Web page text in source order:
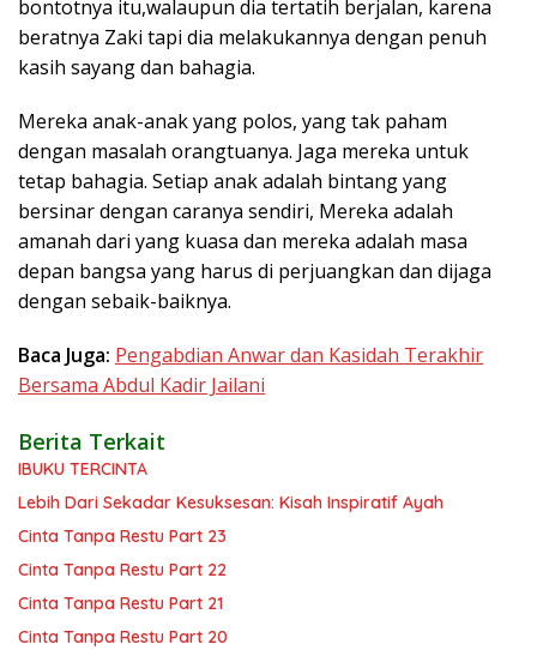
bontotnya itu,walaupun dia tertatih berjalan, karena
beratnya Zaki tapi dia melakukannya dengan penuh
kasih sayang dan bahagia.
Mereka anak-anak yang polos, yang tak paham
dengan masalah orangtuanya. Jaga mereka untuk
tetap bahagia. Setiap anak adalah bintang yang
bersinar dengan caranya sendiri, Mereka adalah
amanah dari yang kuasa dan mereka adalah masa
depan bangsa yang harus di perjuangkan dan dijaga
dengan sebaik-baiknya.
Baca Juga: Pengabdian Anwar dan Kasidah Terakhir
Bersama Abdul Kadir Jailani
Berita Terkait
IBUKU TERCINTA
Lebih Dari Sekadar Kesuksesan: Kisah Inspiratif Ayah
Cinta Tanpa Restu Part 23
Cinta Tanpa Restu Part 22
Cinta Tanpa Restu Part 21
Cinta Tanpa Restu Part 20